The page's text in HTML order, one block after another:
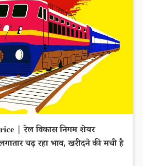
| रेल विकास निगम शेयर
चढ़ रहा भाव, खरीदने की मची है